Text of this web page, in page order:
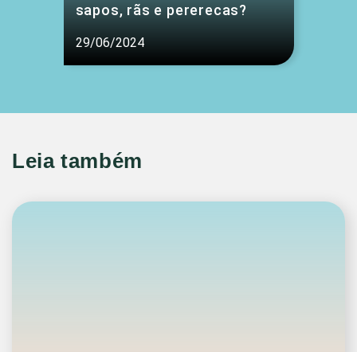
sapos, rãs e pererecas?
29/06/2024
Leia também